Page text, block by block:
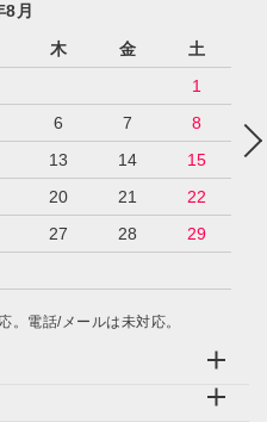
月
木 金
土
1
6 7
8
13 14
15
20 21
22
27 28
29
電話/メールは未対応。